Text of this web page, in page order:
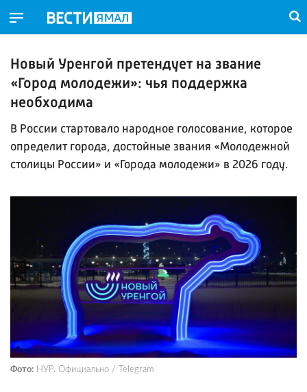
Новый Уренгой претендует на звание
«Город молодежи»: чья поддержка
необходима
В России стартовало народное голосование, которое
определит города, достойные звания «Молодежной
столицы России» и «Города молодежи» в 2026 году.
Фото: НУР. Официально / Telegram